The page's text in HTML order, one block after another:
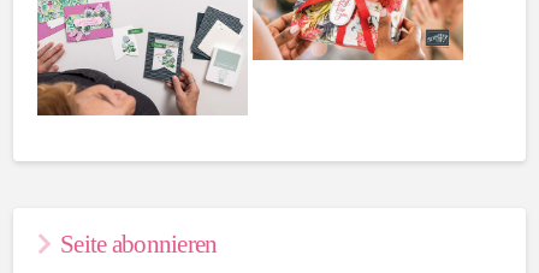
Seite abonnieren